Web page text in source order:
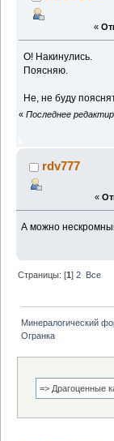
«
О! Накинулись.
Поясняю.
Не, не буду
« Последнее
rdv777
«
А можно
Страницы: [1]2 Все
Минералогический
Огранка